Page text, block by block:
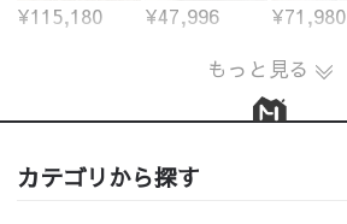
¥115,180 ¥47,996 ¥71,980
もっと見る
カテゴリから探す